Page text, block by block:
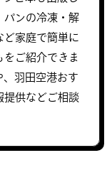
パンの冷凍・解
ど家庭で簡単に
ご紹介できま
、羽田空港おす
提供などご相談